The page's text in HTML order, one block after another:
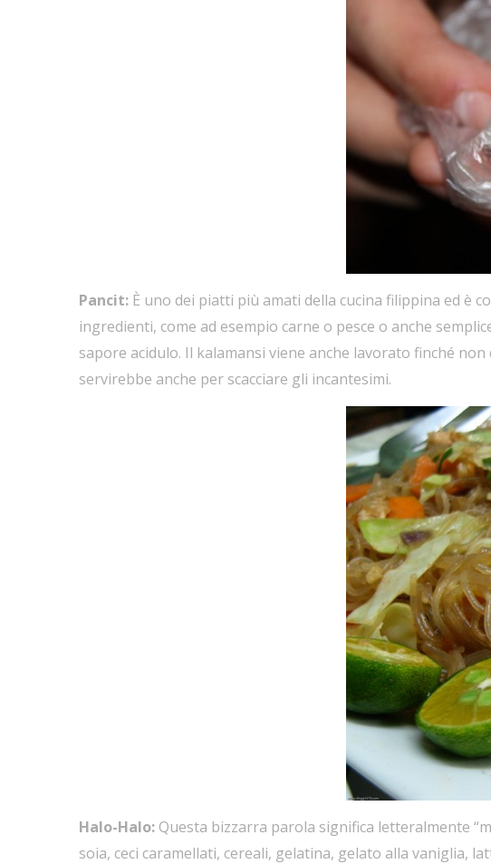
Pancit: È uno dei piatti più amati della cucina filippina ed è
ingredienti, come ad esempio carne o pesce o anche
sapore acidulo. Il kalamansi viene anche lavorato finché
servirebbe anche per scacciare gli incantesimi.
Halo-Halo: Questa bizzarra parola significa letteralmente
soia, ceci caramellati, cereali, gelatina, gelato alla vaniglia,